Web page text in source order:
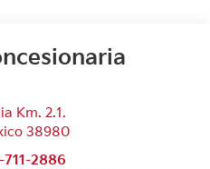
Km. 2.1.
38980
2886